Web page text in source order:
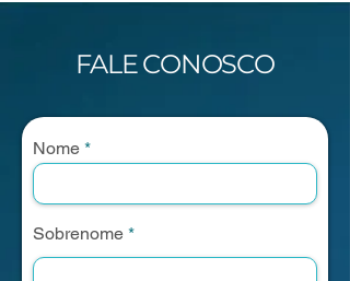
FALE CONOSCO
Nome
Sobrenome